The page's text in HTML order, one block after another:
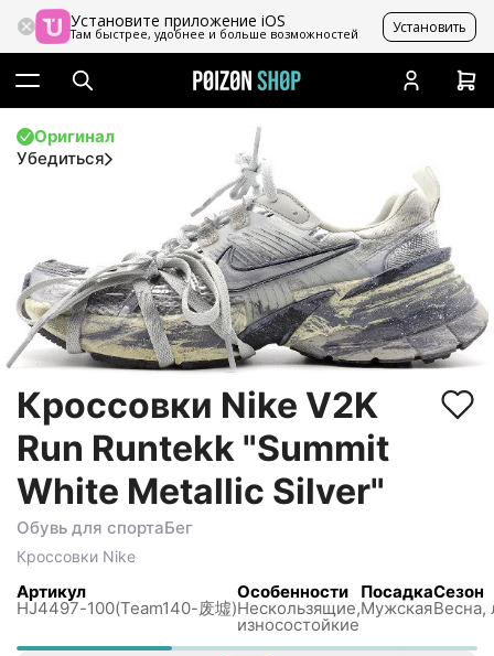
Установите приложение iOS
Там быстрее, удобнее и больше возможностей Установить
Оригинал
Убедиться
Кроссовки Nike V2K
Run Runtekk "Summit
White Metallic Silver"
Обувь для спортаБег
Кроссовки Nike
Артикул
HJ4497-100(Team140-废墟)
Особенности
Нескользящиe,
износостойкие
Посадка
Мужская
Сезон
Весна,